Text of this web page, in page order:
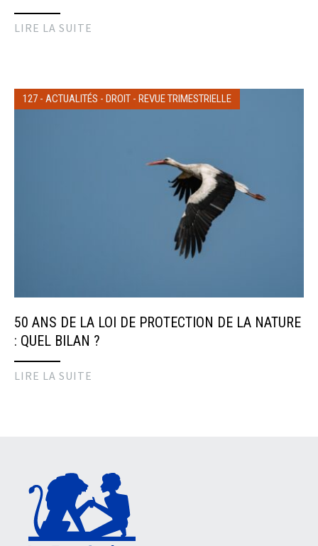
LIRE LA SUITE
127 - ACTUALITÉS - DROIT - REVUE TRIMESTRIELLE
50 ANS DE LA LOI DE PROTECTION DE LA NATURE
: QUEL BILAN ?
LIRE LA SUITE